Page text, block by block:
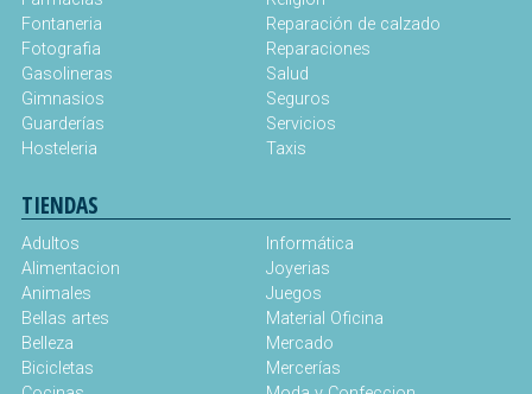
Fontaneria
Fotografia
Gasolineras
Gimnasios
Guarderías
Hosteleria
Reparación de calzado
Reparaciones
Salud
Seguros
Servicios
Taxis
TIENDAS
Adultos
Alimentacion
Animales
Bellas artes
Belleza
Bicicletas
Informática
Joyerias
Juegos
Material Oficina
Mercado
Mercerías